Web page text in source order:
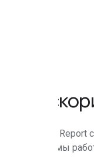
Impact
где мы